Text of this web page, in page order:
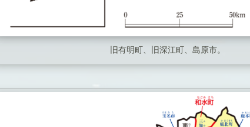
旧有明町、旧深江町、島原市。